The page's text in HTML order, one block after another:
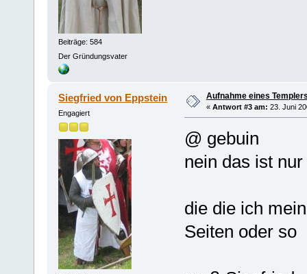
Beiträge: 584
Der Gründungsvater
Siegfried von Eppstein
Engagiert
Aufnahme eines
« Antwort #3 am: 23. Juni
@ gebuin
nein das ist
die die ich
Seiten oder so